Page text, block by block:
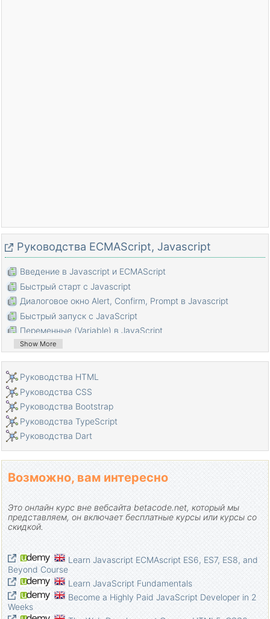
Pуководства ECMAScript, Javascript
Введение в Javascript и ECMAScript
Быстрый старт с Javascript
Диалоговое окно Alert, Confirm, Prompt в Javascript
Быстрый запуск с JavaScript
Переменные (Variable) в JavaScript
Битовые операции
Массивы (Array) в JavaScript
Циклы в JavaScript
Руководство JavaScript Function
Руководство JavaScript Number
Руководство JavaScript Boolean
Руководство JavaScript String
Заявление if/else в JavaScript
Заявление Switch в JavaScript
Обработка ошибок в JavaScript
Руководство JavaScript Module
Функция setTimeout и setInterval в JavaScript
Руководство JavaScript Web Cookie
Ключевое слово void в JavaScript
Классы и объекты в JavaScript
Техника симулирования класса и наследственности в
JavaScript
Show More
Pуководства HTML
Pуководства CSS
Pуководства Bootstrap
Pуководства TypeScript
Pуководства Dart
Возможно, вам интересно
Это онлайн курс вне вебсайта betacode.net, который мы
представляем, он включает бесплатные курсы или курсы со
скидкой.
Learn Javascript ECMAscript ES6, ES7, ES8, and
Beyond Course
Learn JavaScript Fundamentals
Become a Highly Paid JavaScript Developer in 2
Weeks